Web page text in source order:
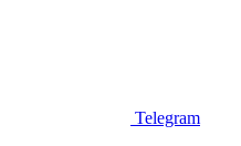
Telegram